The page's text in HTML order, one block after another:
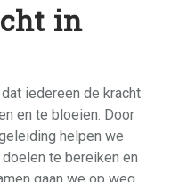
in
iedereen de kracht
en te bloeien. Door
helpen we
te bereiken en